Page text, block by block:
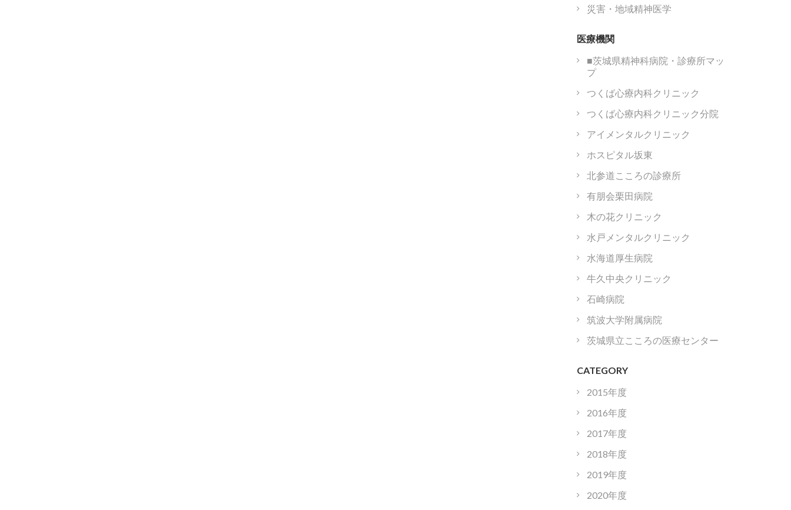
災害・地域精神医学
医療機関
■茨城県精神科病院・診療所マッ
プ
つくば心療内科クリニック
つくば心療内科クリニック分院
アイメンタルクリニック
ホスピタル坂東
北参道こころの診療所
有朋会栗田病院
木の花クリニック
水戸メンタルクリニック
水海道厚生病院
牛久中央クリニック
石崎病院
筑波大学附属病院
茨城県立こころの医療センター
CATEGORY
2015年度
2016年度
2017年度
2018年度
2019年度
2020年度